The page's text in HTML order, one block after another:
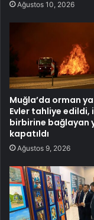
Ağustos 10, 2026
Muğla’da orman
Evler tahliye edildi,
birbirine bağlayan
kapatıldı
Ağustos 9, 2026